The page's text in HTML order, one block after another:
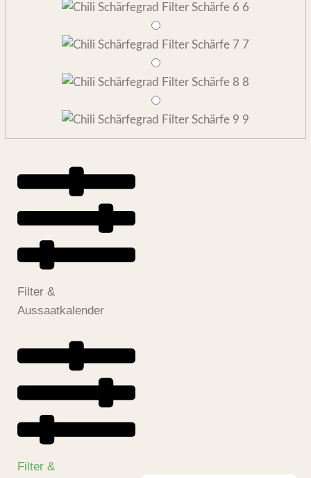
6
7
8
9
Filter &
Aussaatkalender
Filter &